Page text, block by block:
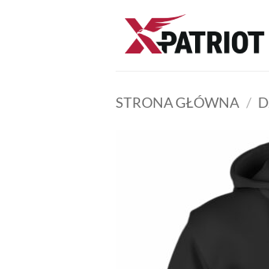
STRONA GŁÓWNA /